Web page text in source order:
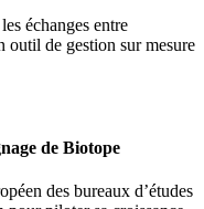
échanges entre
outil de gestion sur mesure
de Biotope
des bureaux d’études